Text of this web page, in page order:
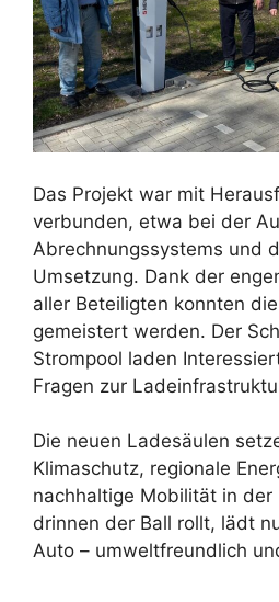
Das Projekt war mit
verbunden, etwa bei der
Abrechnungssystems und
Umsetzung. Dank der
aller Beteiligten konnten
gemeistert werden. Der
Strompool laden
Fragen zur
Die neuen Ladesäulen
Klimaschutz, regionale
nachhaltige Mobilität in der
drinnen der Ball rollt, lädt
Auto – umweltfreundlich